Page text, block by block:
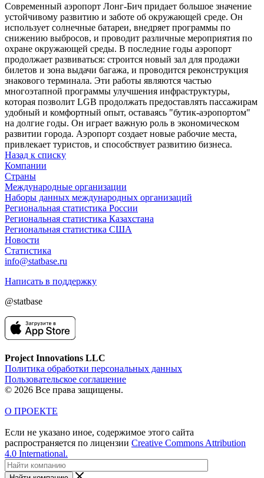
Современный аэропорт Лонг-Бич придает большое значение
устойчивому развитию и заботе об окружающей среде. Он
использует солнечные батареи, внедряет программы по
снижению выбросов, и проводит различные мероприятия по
охране окружающей среды. В последние годы аэропорт
продолжает развиваться: строится новый зал для продажи
билетов и зона выдачи багажа, и проводится реконструкция
знакового терминала. Эти работы являются частью
многоэтапной программы улучшения инфраструктуры,
которая позволит LGB продолжать предоставлять пассажирам
удобный и комфортный опыт, оставаясь "бутик-аэропортом"
на долгие годы. Он играет важную роль в экономическом
развитии города. Аэропорт создает новые рабочие места,
привлекает туристов, и способствует развитию бизнеса.
Назад к списку
Компании
Страны
Международные организации
Наборы данных международных организаций
Региональная статистика России
Региональная статистика Казахстана
Региональная статистика США
Новости
Статистика
info@statbase.ru
Написать в поддержку
@statbase
Project Innovations LLC
Политика обработки персональных данных
Пользовательское соглашение
© 2026 Все права защищены.
О ПРОЕКТЕ
Если не указано иное, содержимое этого сайта
распространяется по лицензии Creative Commons Attribution
4.0 International.